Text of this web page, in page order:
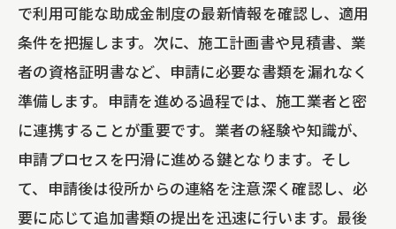
で利用可能な助成金制度の最新情報を確認し、適用
条件を把握します。次に、施工計画書や見積書、業
者の資格証明書など、申請に必要な書類を漏れなく
準備します。申請を進める過程では、施工業者と密
に連携することが重要です。業者の経験や知識が、
申請プロセスを円滑に進める鍵となります。そし
て、申請後は役所からの連絡を注意深く確認し、必
要に応じて追加書類の提出を迅速に行います。最後